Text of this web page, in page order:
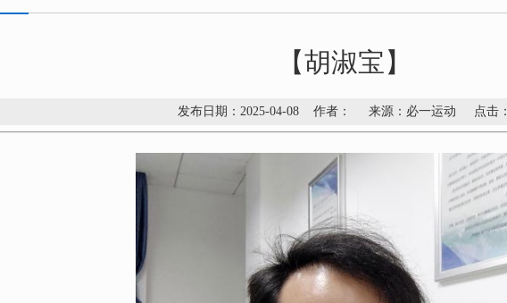
【胡淑宝】
发布日期：2025-04-08 作者： 来源：必一运动 点击：